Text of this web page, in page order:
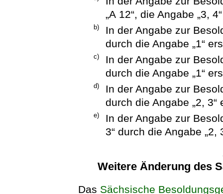
„A 12“, die Angabe „3,
b)
In der Angabe zur
durch die Angabe „1“
c)
In der Angabe zur
durch die Angabe „1“
d)
In der Angabe zur
durch die Angabe „2, 3“
e)
In der Angabe zur
3“ durch die Angabe „2,
Weitere Änderung des
Das Sächsische